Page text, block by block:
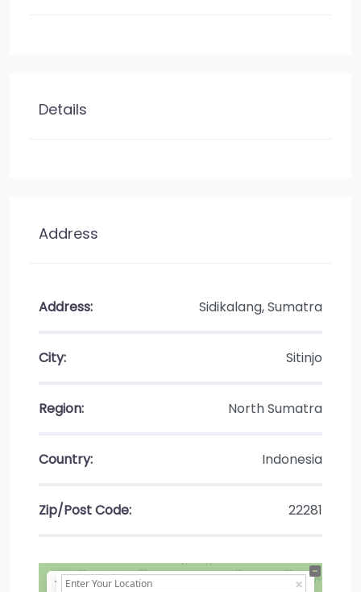
Details
Address
Address: Sidikalang, Sumatra
City: Sitinjo
Region: North Sumatra
Country: Indonesia
Zip/Post Code: 22281
+